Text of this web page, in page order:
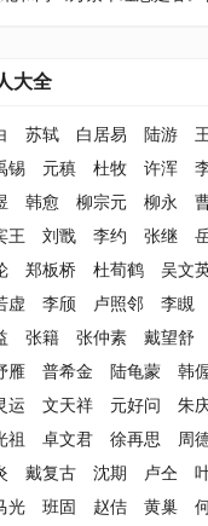
大全
苏轼 白居易 陆游
锡
元稹 杜牧 许浑
韩愈 柳宗元 柳永
王
刘戬 李约 张继
郑板桥 杜荀鹤 吴文
虚
李颀 卢照邻 李瞡
张籍 张仲素 戴望舒
雁
普希金 陆龟蒙 韩
运
文天祥 元好问 朱
祖
卓文君 徐再思 周
戴复古 沈期 卢仝
光
班固 赵佶 黄巢